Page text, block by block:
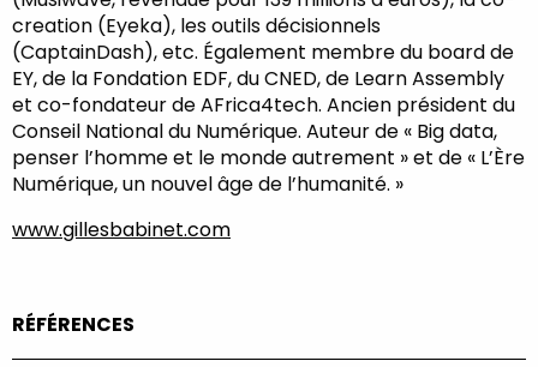
creation (Eyeka), les outils décisionnels
(CaptainDash), etc. Également membre du board de
EY, de la Fondation EDF, du CNED, de Learn Assembly
et co-fondateur de AFrica4tech. Ancien président du
Conseil National du Numérique. Auteur de « Big data,
penser l’homme et le monde autrement » et de « L’Ère
Numérique, un nouvel âge de l’humanité. »
www.gillesbabinet.com
RÉFÉRENCES